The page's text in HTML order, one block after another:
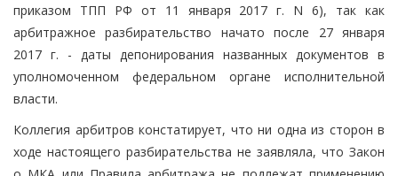
приказом ТПП РФ от 11 января 2017 г. N 6), так как
арбитражное разбирательство начато после 27 января
2017 г. - даты депонирования названных документов в
уполномоченном федеральном органе исполнительной
власти.
Коллегия арбитров констатирует, что ни одна из сторон в
ходе настоящего разбирательства не заявляла, что Закон